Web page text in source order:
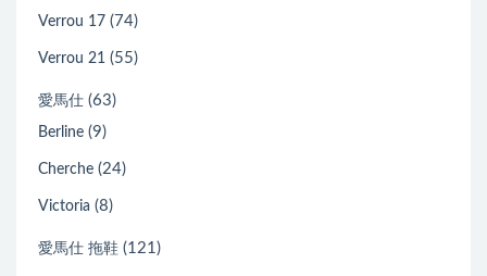
Verrou 17 (74)
Verrou 21 (55)
愛馬仕 (63)
Berline (9)
Cherche (24)
Victoria (8)
愛馬仕 拖鞋 (121)